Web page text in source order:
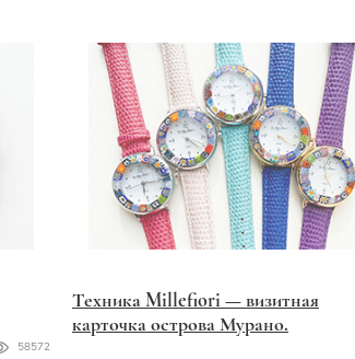
58572
Техника Millefiori — визитная
карточка острова Мурано.